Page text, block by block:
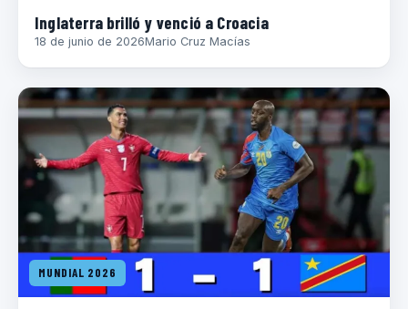
Inglaterra brilló y venció a Croacia
18 de junio de 2026Mario Cruz Macías
MUNDIAL 2026